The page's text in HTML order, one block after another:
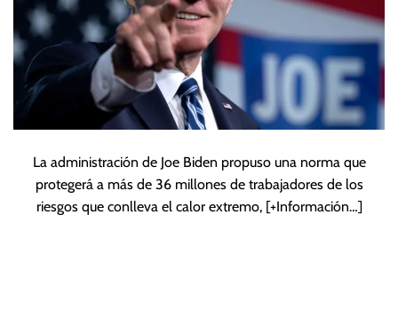
La administración de Joe Biden propuso una norma que
protegerá a más de 36 millones de trabajadores de los
riesgos que conlleva el calor extremo, [+Información…]